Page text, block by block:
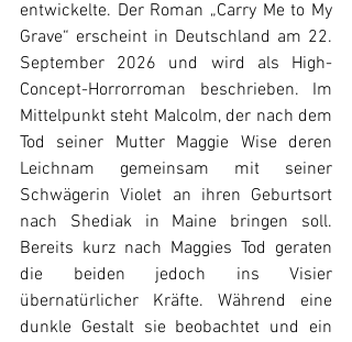
entwickelte. Der Roman „Carry Me to My
Grave“ erscheint in Deutschland am 22.
September 2026 und wird als High-
Concept-Horrorroman beschrieben. Im
Mittelpunkt steht Malcolm, der nach dem
Tod seiner Mutter Maggie Wise deren
Leichnam gemeinsam mit seiner
Schwägerin Violet an ihren Geburtsort
nach Shediak in Maine bringen soll.
Bereits kurz nach Maggies Tod geraten
die beiden jedoch ins Visier
übernatürlicher Kräfte. Während eine
dunkle Gestalt sie beobachtet und ein